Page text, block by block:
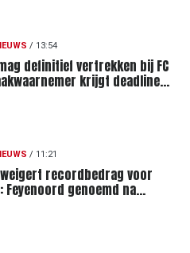
/ 13:54
definitief vertrekken bij FC
krijgt deadline
vervanger
/ 11:21
weigert recordbedrag voor
Feyenoord genoemd na